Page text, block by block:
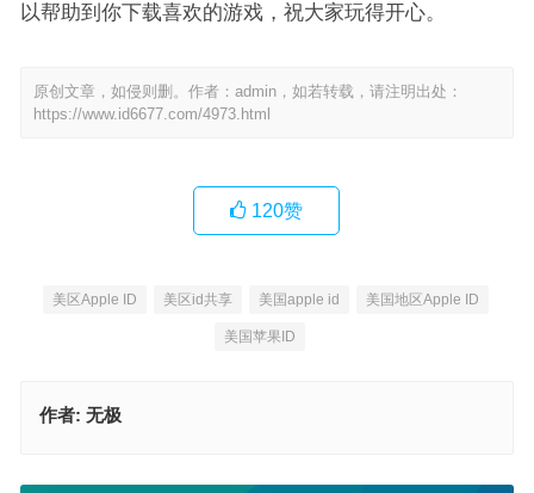
以帮助到你下载喜欢的游戏，祝大家玩得开心。
原创文章，如侵则删。作者：admin，如若转载，请注明出处：
https://www.id6677.com/4973.html
120赞
美区Apple ID 美区id共享 美国apple id 美国地区Apple ID
美国苹果ID
作者: 无极